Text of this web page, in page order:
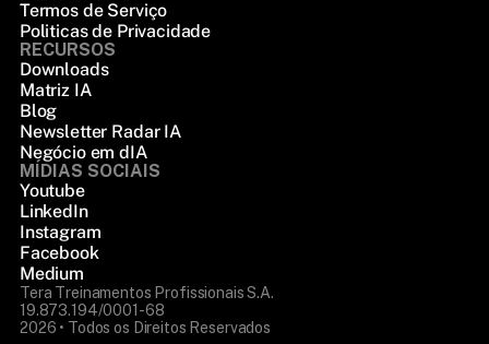
Termos de Serviço
Politicas de Privacidade
RECURSOS
Downloads
Matriz IA
Blog
Newsletter Radar IA
Negócio em dIA
MÍDIAS SOCIAIS
Youtube
LinkedIn
Instagram
Facebook
Medium
Tera Treinamentos Profissionais S.A.
19.873.194/0001-68
2026 • Todos os Direitos Reservados